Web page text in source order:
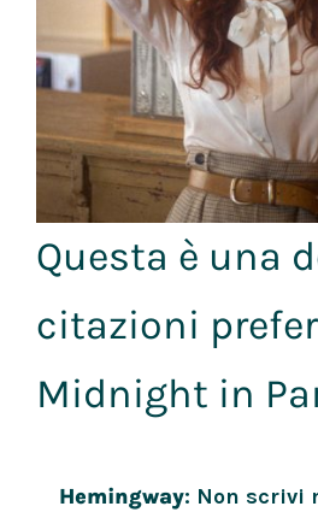
Questa è una
citazioni
Midnight in
Hemingway: Non scrivi